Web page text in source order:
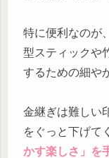
特に便利なのが
型スティックや
するための細や
金継ぎは難しい
をぐっと下げて
かす楽しさ」を